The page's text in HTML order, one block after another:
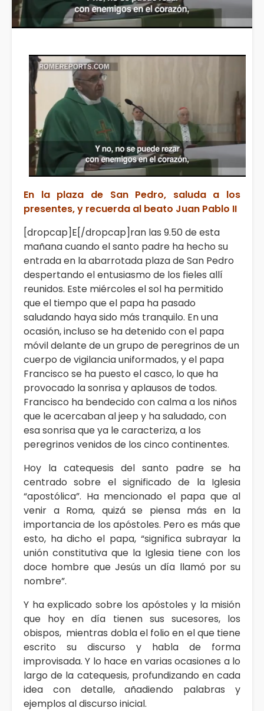
En la plaza de San Pedro, saluda a los
presentes, y recuerda al beato Juan Pablo II
[dropcap]E[/dropcap]ran las 9.50 de esta
mañana cuando el santo padre ha hecho su
entrada en la abarrotada plaza de San Pedro
despertando el entusiasmo de los fieles allí
reunidos. Este miércoles el sol ha permitido
que el tiempo que el papa ha pasado
saludando haya sido más tranquilo. En una
ocasión, incluso se ha detenido con el papa
móvil delante de un grupo de peregrinos de un
cuerpo de vigilancia uniformados, y el papa
Francisco se ha puesto el casco, lo que ha
provocado la sonrisa y aplausos de todos.
Francisco ha bendecido con calma a los niños
que le acercaban al jeep y ha saludado, con
esa sonrisa que ya le caracteriza, a los
peregrinos venidos de los cinco continentes.
Hoy la catequesis del santo padre se ha
centrado sobre el significado de la Iglesia
“apostólica”. Ha mencionado el papa que al
venir a Roma, quizá se piensa más en la
importancia de los apóstoles. Pero es más que
esto, ha dicho el papa, “significa subrayar la
unión constitutiva que la Iglesia tiene con los
doce hombre que Jesús un día llamó por su
nombre”.
Y ha explicado sobre los apóstoles y la misión
que hoy en día tienen sus sucesores, los
obispos, mientras dobla el folio en el que tiene
escrito su discurso y habla de forma
improvisada. Y lo hace en varias ocasiones a lo
largo de la catequesis, profundizando en cada
idea con detalle, añadiendo palabras y
ejemplos al discurso inicial.